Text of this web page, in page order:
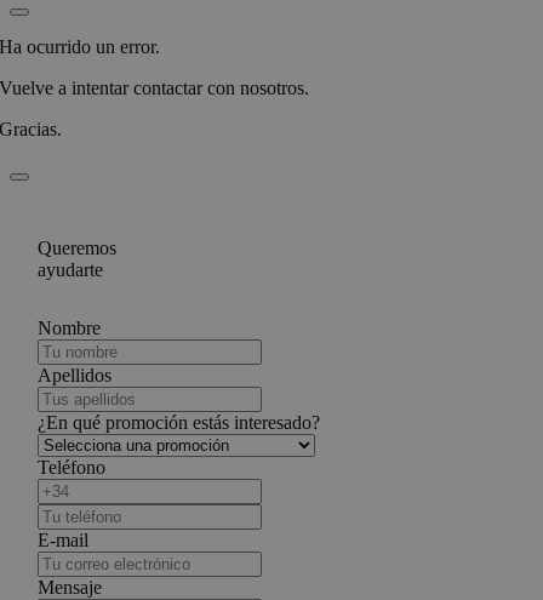
Ha ocurrido un error.
Vuelve a intentar contactar con nosotros.
Gracias.
Queremos
ayudarte
Nombre
Apellidos
¿En qué promoción estás interesado?
Teléfono
E-mail
Mensaje